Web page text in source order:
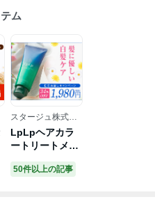
ム
スタージュ株式会
社LpLpヘアカラ
ートリートメン
ト
50件以上の記事